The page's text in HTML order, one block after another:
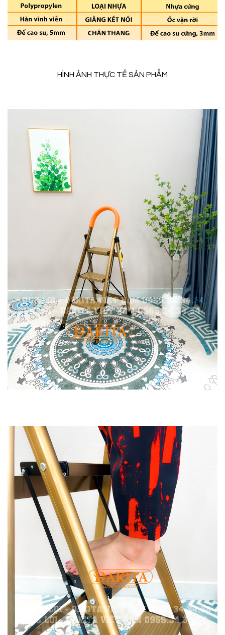
HÌNH ẢNH THỰC TẾ SẢN PHẨM